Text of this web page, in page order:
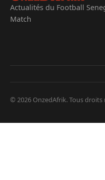
Actualités du Football
Match
© 2026 OnzedAfrik. Tous droits